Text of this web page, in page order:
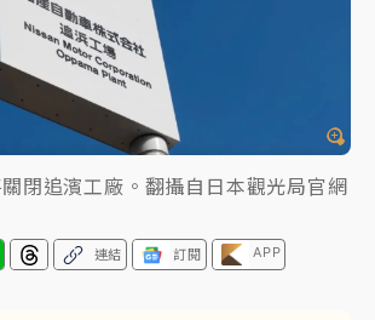
掠北海！今明防劇烈降雨 東部高溫飆
濟遭詐10億完整始末曝！律師掮客大玩兩
、蔡英文成關鍵
｜ 柯文哲帶電子手鐶拄拐杖現身／周玉
網購族注意！EZ Way若改由政府委
閉追濱工廠。翻攝自日本觀光局官網
連結 訂閱 APP